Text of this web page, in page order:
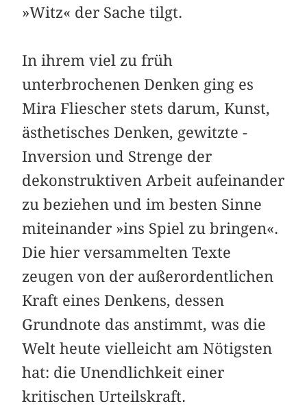
»Witz« der Sache tilgt.
In ihrem viel zu früh
unterbrochenen Denken ging es
Mira ­Fliescher stets darum, Kunst,
ästhetisches Denken, gewitzte ­
Inversion und Strenge der
dekonstruktiven Arbeit aufeinander
zu beziehen und im besten Sinne
miteinander »ins Spiel zu bringen«.
Die hier versammelten Texte
zeugen von der außerordentlichen
Kraft eines Denkens, dessen
Grundnote das ­anstimmt, was die
Welt heute vielleicht am Nötigsten
hat: die Unendlichkeit einer
kritischen Urteilskraft.